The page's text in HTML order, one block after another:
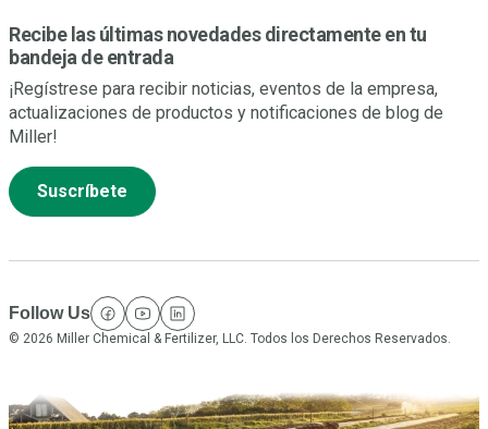
Recibe las últimas novedades directamente en tu
bandeja de entrada
¡Regístrese para recibir noticias, eventos de la empresa,
actualizaciones de productos y notificaciones de blog de
Miller!
Suscríbete
Follow Us
facebook
youtube
linkedin
© 2026 Miller Chemical & Fertilizer, LLC. Todos los Derechos Reservados.